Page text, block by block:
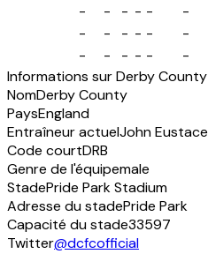
-
- - - -
-
-
- - - -
-
-
- - - -
-
Informations sur Derby County
NomDerby County
PaysEngland
Entraîneur actuelJohn Eustace
Code courtDRB
Genre de l'équipemale
StadePride Park Stadium
Adresse du stadePride Park
Capacité du stade33597
Twitter@dcfcofficial